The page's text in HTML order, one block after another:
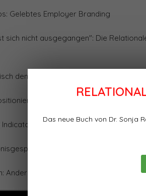
Das neue Buch von Dr. Sonja
Gelebtes Employer Branding
sich nicht ausgegangen": Die
denken und handeln"
entsteht
Andere zum Lächeln bringen